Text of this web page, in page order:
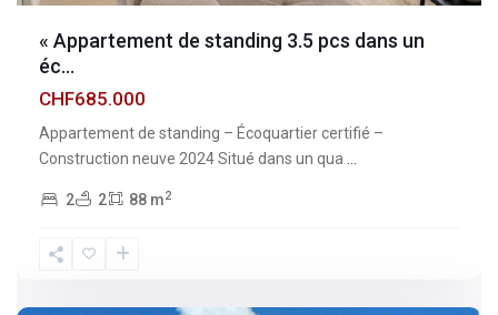
« Appartement de standing 3.5 pcs dans un
éc...
CHF685.000
Appartement de standing – Écoquartier certifié –
Construction neuve 2024 Situé dans un qua
2 2 88 m2
Fribourg